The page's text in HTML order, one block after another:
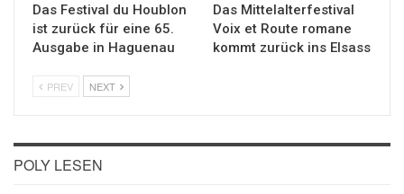
Das Festival du Houblon
ist zurück für eine 65.
Ausgabe in Haguenau
Das Mittelalterfestival
Voix et Route romane
kommt zurück ins Elsass
PREV NEXT
POLY LESEN